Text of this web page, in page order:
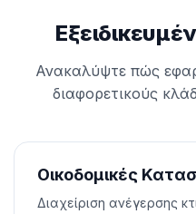
Ανακαλύψτε πώς
διαφορετικούς
Οικοδομικές
Διαχείριση ανέγερσης